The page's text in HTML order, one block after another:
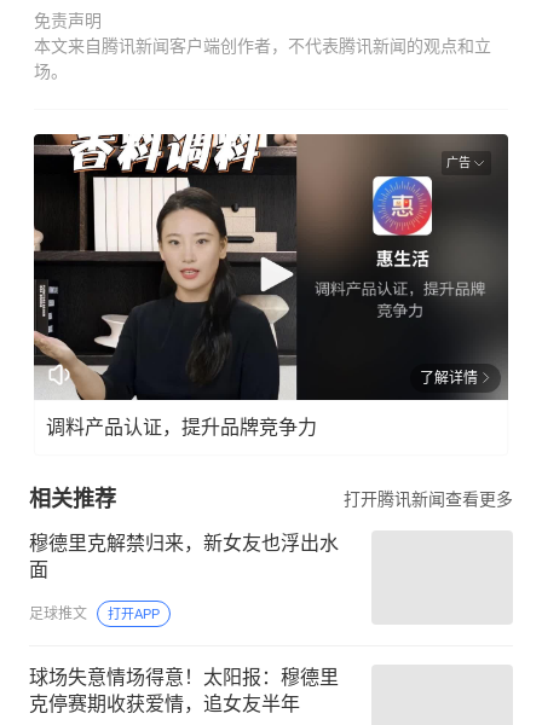
免责声明
本文来自腾讯新闻客户端创作者，不代表腾讯新闻的观点和立
场。
广告
了解详情
调料产品认证，提升品牌竞争力
相关推荐 打开腾讯新闻查看更多
穆德里克解禁归来，新女友也浮出水
面
足球推文 打开APP
球场失意情场得意！太阳报：穆德里
克停赛期收获爱情，追女友半年